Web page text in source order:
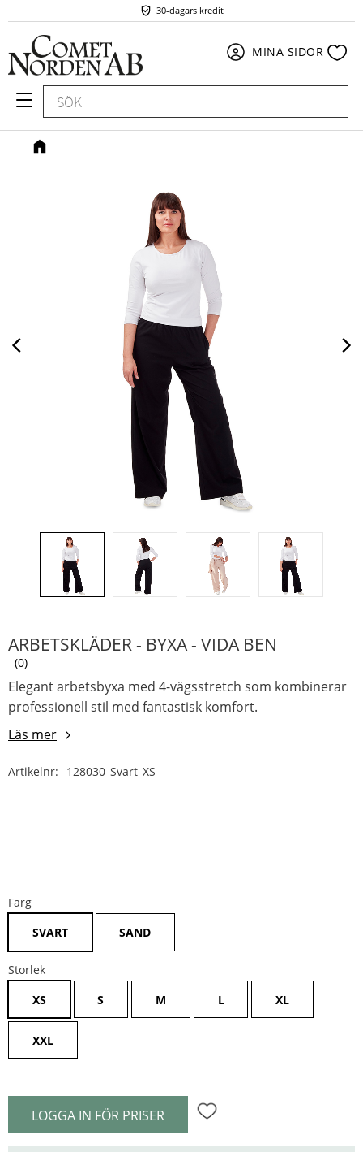
Meny
30-dagars kredit
MINA SIDOR
ARBETSKLÄDER - BYXA - VIDA BEN
0
Elegant arbetsbyxa med 4-vägsstretch som kombinerar
professionell stil med fantastisk komfort.
Läs mer
Färg
SVART
SAND
Storlek
XS
S M L XL
XXL
LOGGA IN FÖR PRISER Lägg till i favoriter
Artikelnr 128030_Svart_XS